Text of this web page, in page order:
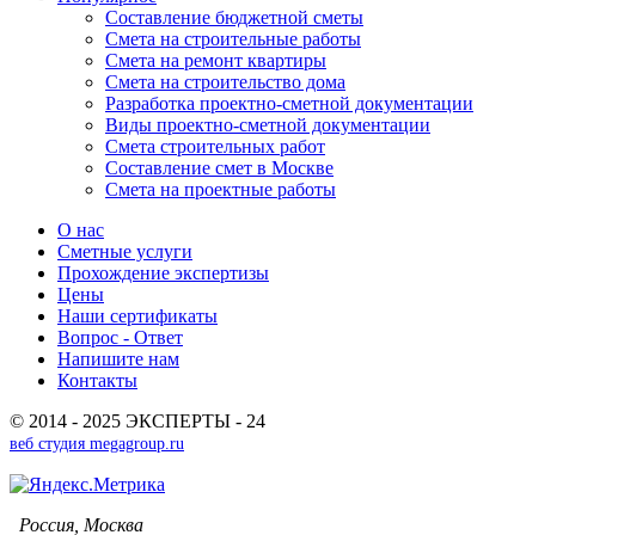
Составление бюджетной сметы
Cмета на строительные работы
Смета на ремонт квартиры
Смета на строительство дома
Разработка проектно-сметной документации
Виды проектно-сметной документации
Смета строительных работ
Составление смет в Москве
Смета на проектные работы
О нас
Сметные услуги
Прохождение экспертизы
Цены
Наши сертификаты
Вопрос - Ответ
Напишите нам
Контакты
© 2014 - 2025 ЭКСПЕРТЫ - 24
веб студия megagroup.ru
Россия, Москва